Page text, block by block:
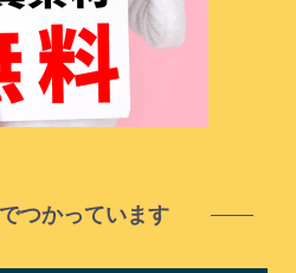
つかっています